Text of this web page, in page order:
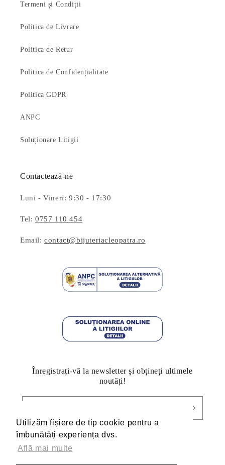
Utilizăm fișiere de tip cookie pentru a
îmbunătăți experiența dvs.
Află mai multe
Utilizăm fișiere de tip cookie pentru a
îmbunătăți experiența dvs.
Află mai multe
Termeni și Condiții
Politica de Livrare
Politica de Retur
Politica de Confidențialitate
Politica GDPR
ANPC
Soluționare Litigii
Contactează-ne
Luni - Vineri: 9:30 - 17:30
Tel:0757 110 454
Email:contact@bijuteriacleopatra.ro
Înregistrați-vă la newsletter și obțineți ultimele
noutăți!
Facebook